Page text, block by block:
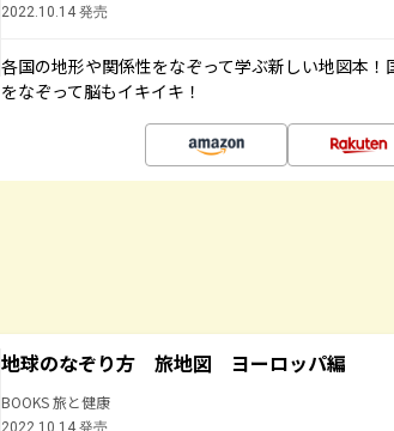
2022.10.14 発売
各国の地形や関係性をなぞって学ぶ新しい地図本
をなぞって脳もイキイキ！
地球のなぞり方 旅地図 ヨーロッパ編
BOOKS 旅と健康
2022.10.14 発売